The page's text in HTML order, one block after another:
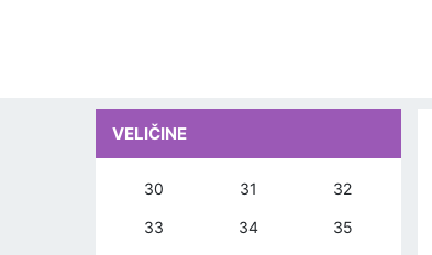
VELIČINE
30 31 32
33 34 35